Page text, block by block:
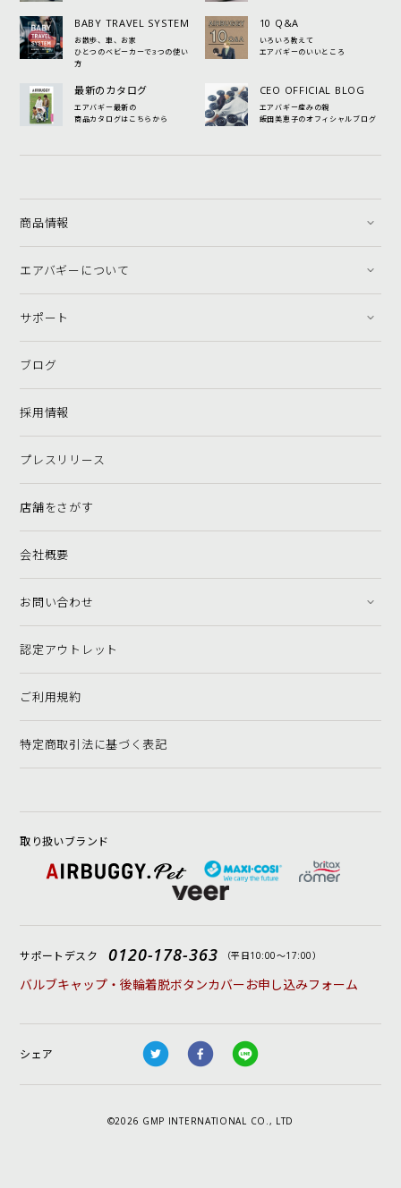
BABY TRAVEL SYSTEM
お散歩、車、お家
ひとつのベビーカーで3つの使い
方
10 Q&A
いろいろ教えて
エアバギーのいいところ
最新のカタログ
エアバギー最新の
商品カタログはこちらから
CEO OFFICIAL BLOG
エアバギー産みの親
飯田美恵子のオフィシャルブログ
商品情報
エアバギーについて
サポート
ブログ
採用情報
プレスリリース
店舗をさがす
会社概要
お問い合わせ
認定アウトレット
ご利用規約
特定商取引法に基づく表記
取り扱いブランド
サポートデスク 0120-178-363 （平日10:00〜17:00）
バルブキャップ・後輪着脱ボタンカバーお申し込みフォーム
シェア
©2026 GMP INTERNATIONAL CO., LTD